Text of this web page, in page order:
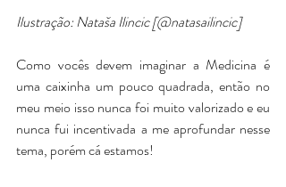
Ilustração: Nataša Ilincic [@natasailincic]
Como vocês devem imaginar a Medicina é
uma caixinha um pouco quadrada, então no
meu meio isso nunca foi muito valorizado e eu
nunca fui incentivada a me aprofundar nesse
tema, porém cá estamos!